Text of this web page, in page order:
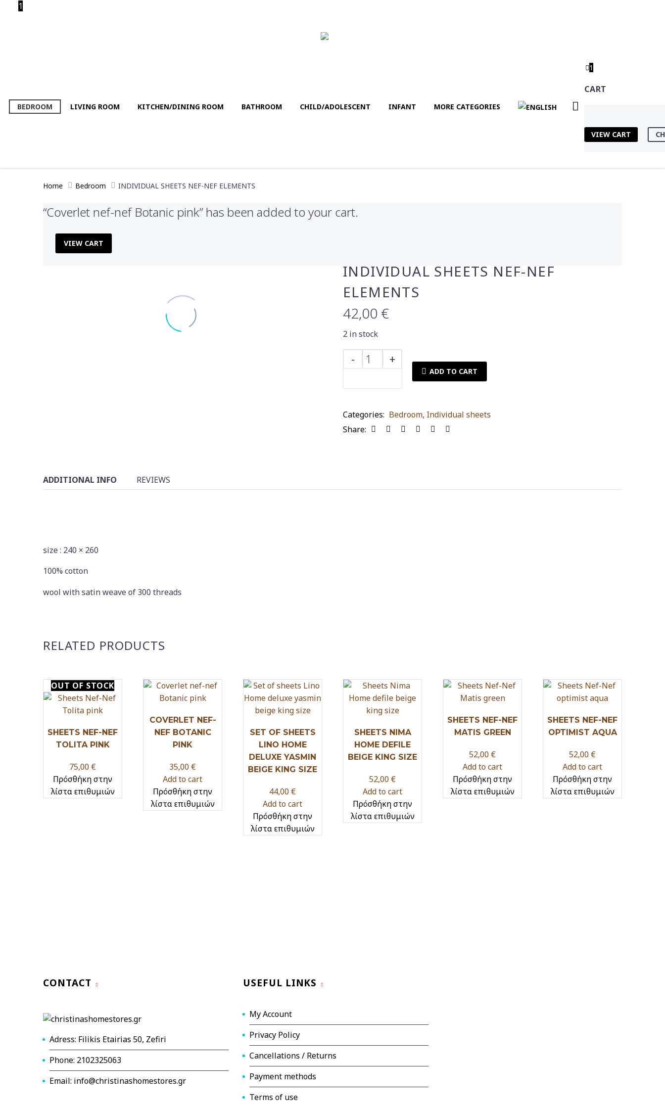
1
BEDROOM LIVING ROOM KITCHEN/DINING ROOM BATHROΟM CHILD/ADOLESCENT INFANT MORE CATEGORIES
1
CART
VIEW CART
Home Bedroom INDIVIDUAL SHEETS NEF-NEF ELEMENTS
“Coverlet nef-nef Botanic pink” has been added to your cart.
VIEW CART
INDIVIDUAL SHEETS NEF-NEF
ELEMENTS
42,00 €
2 in stock
-
INDIVIDUAL
SHEETS
NEF
quantity
+
ADD TO CART
Categories: Bedroom, Individual sheets
Share:
ADDITIONAL INFO REVIEWS
size : 240 × 260
100% cotton
wool with satin weave of 300 threads
RELATED PRODUCTS
OUT OF STOCK
SHEETS NEF-NEF
TOLITA PINK
75,00 €
Πρόσθήκη στην
λίστα επιθυμιών
COVERLET NEF-
NEF BOTANIC
PINK
35,00 €
Add to cart
Πρόσθήκη στην
λίστα επιθυμιών
SET OF SHEETS
LINO HOME
DELUXE YASMIN
BEIGE KING SIZE
44,00 €
Add to cart
Πρόσθήκη στην
λίστα επιθυμιών
SHEETS NIMA
HOME DEFILE
BEIGE KING SIZE
52,00 €
Add to cart
Πρόσθήκη στην
λίστα επιθυμιών
SHEETS NEF-NEF
MATIS GREEN
52,00 €
Add to cart
Πρόσθήκη στην
λίστα επιθυμιών
SHEETS NEF-NEF
OPTIMIST AQUA
52,00 €
Add to cart
Πρόσθήκη στην
λίστα επιθυμιών
CONTACT
Adress: Filikis Etairias 50, Zefiri
Phone: 2102325063
Email: info@christinashomestores.gr
USEFUL LINKS
My Account
Privacy Policy
Cancellations / Returns
Payment methods
Terms of use